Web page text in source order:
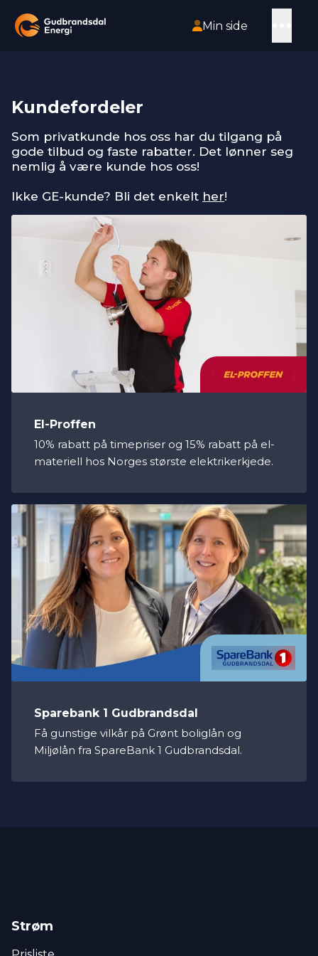
HOPP TIL HOVEDINNHOLD
Min side
Kundefordeler
Som privatkunde hos oss har du tilgang på
gode tilbud og faste rabatter. Det lønner seg
nemlig å være kunde hos oss!
Ikke GE-kunde? Bli det enkelt her!
El-Proffen
10% rabatt på timepriser og 15% rabatt på el-
materiell hos Norges største elektrikerkjede.
Sparebank 1 Gudbrandsdal
Få gunstige vilkår på Grønt boliglån og
Miljølån fra SpareBank 1 Gudbrandsdal.
Strøm